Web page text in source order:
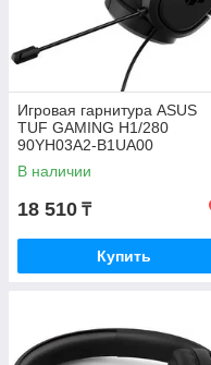
Игровая гарнитура ASUS
TUF GAMING H1/280
90YH03A2-B1UA00
В наличии
18 510 ₸
Купить